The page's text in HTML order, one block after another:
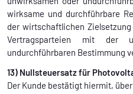
wirksame und durchführbare
der wirtschaftlichen
Vertragsparteien mit der
undurchführbaren Bestimmung
13) Nullsteuersatz für
Der Kunde bestätigt hiermit,